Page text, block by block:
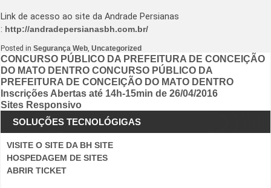
Link de acesso ao site da Andrade Persianas
: http://andradepersianasbh.com.br/
Posted in Segurança Web, Uncategorized
Navegação
de
Post
CONCURSO PÚBLICO DA PREFEITURA DE CONCEIÇÃO
DO MATO DENTRO CONCURSO PÚBLICO DA
PREFEITURA DE CONCEIÇÃO DO MATO DENTRO
Inscrições Abertas até 14h-15min de 26/04/2016
Sites Responsivo
SOLUÇÕES TECNOLÓGIGAS
VISITE O SITE DA BH SITE
HOSPEDAGEM DE SITES
ABRIR TICKET